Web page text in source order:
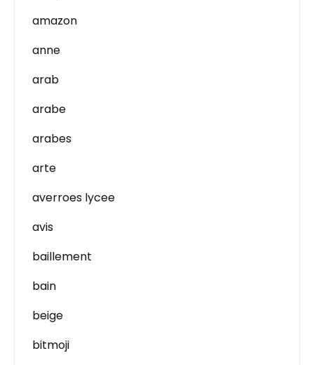
amazon
anne
arab
arabe
arabes
arte
averroes lycee
avis
baillement
bain
beige
bitmoji